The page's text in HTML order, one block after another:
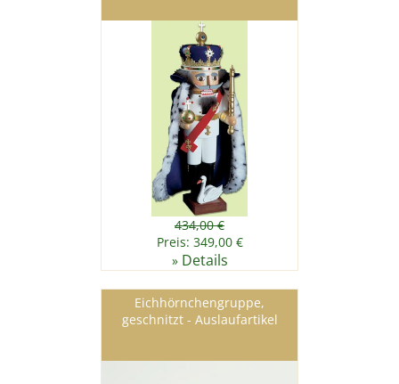
434,00 €
Preis: 349,00 €
» Details
Eichhörnchengruppe,
geschnitzt - Auslaufartikel